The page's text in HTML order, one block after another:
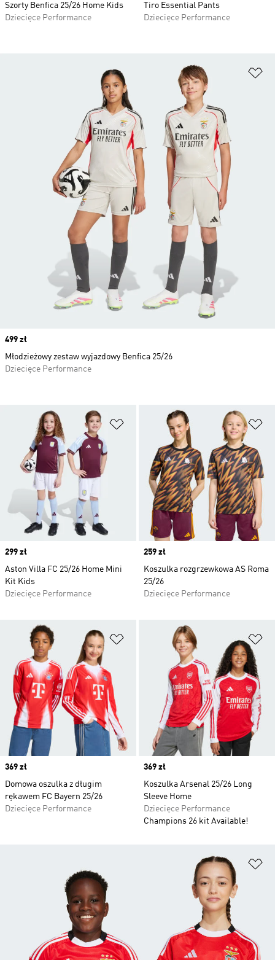
Szorty Benfica 25/26 Home Kids
Dziecięce Performance
Tiro Essential Pants
Dziecięce Performance
Dodaj do listy życzeń
Price
299 zł
Aston Villa FC 25/26 Home Mini
Kit Kids
Dziecięce Performance
Price
259 zł
Koszulka rozgrzewkowa AS Roma
25/26
Dziecięce Performance
Dodaj do listy życzeń
Price
369 zł
Domowa oszulka z długim
rękawem FC Bayern 25/26
Dziecięce Performance
Price
369 zł
Koszulka Arsenal 25/26 Long
Sleeve Home
Dziecięce Performance
Champions 26 kit Available!
Price
499 zł
Młodzieżowy zestaw wyjazdowy Benfica 25/26
Dziecięce Performance